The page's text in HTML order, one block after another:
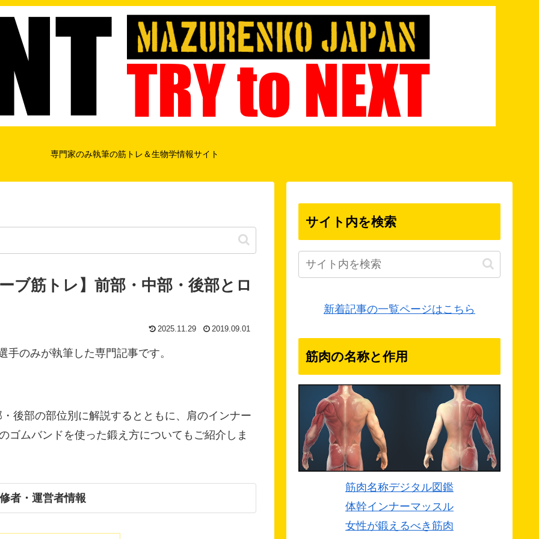
専門家のみ執筆の筋トレ＆生物学情報サイト
ブ筋トレ】前部・中部・後部とロ
2025.11.29 2019.09.01
のみが執筆した専門記事です。
後部の部位別に解説するとともに、肩のインナー
ゴムバンドを使った鍛え方についてもご紹介しま
者・運営者情報
サイト内を検索
新着記事の一覧ページはこちら
筋肉の名称と作用
筋肉名称デジタル図鑑
体幹インナーマッスル
女性が鍛えるべき筋肉